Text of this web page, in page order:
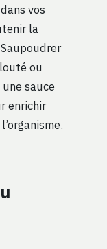
vos
la
ou
sauce
enrichir